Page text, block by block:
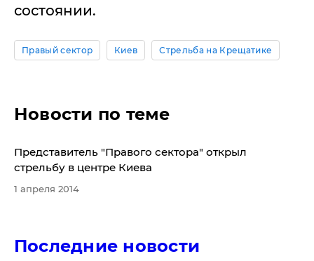
состоянии.
Правый сектор Киев Стрельба на Крещатике
Новости по теме
Представитель "Правого сектора" открыл
стрельбу в центре Киева
1 апреля 2014
Последние новости